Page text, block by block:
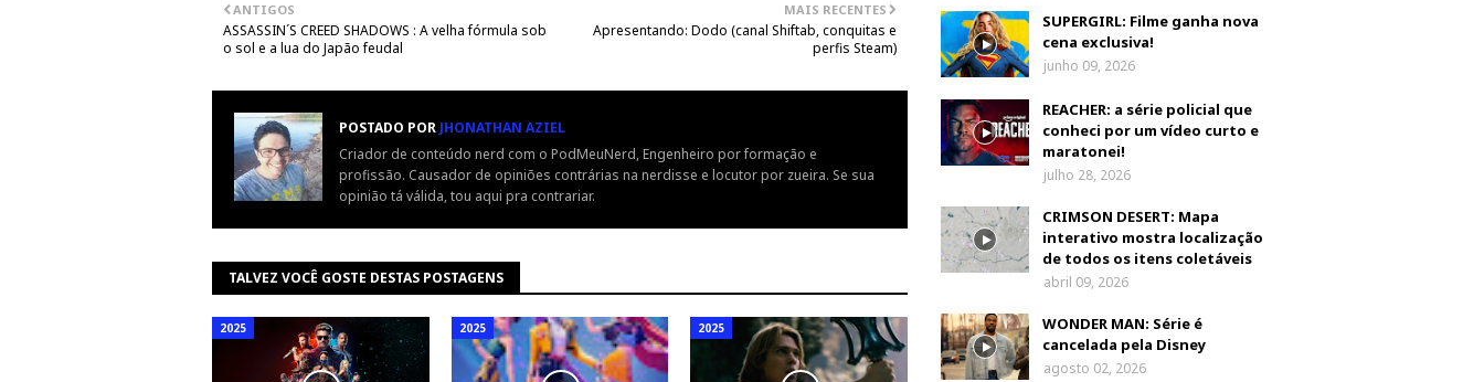
MAIS RECENTES
Apresentando: Dodo (canal Shiftab, conquitas e
perfis Steam)
ANTIGOS
ASSASSIN´S CREED SHADOWS : A velha fórmula sob
o sol e a lua do Japão feudal
POSTADO POR JHONATHAN AZIEL
Criador de conteúdo nerd com o PodMeuNerd, Engenheiro por formação e
profissão. Causador de opiniões contrárias na nerdisse e locutor por zueira. Se sua
opinião tá válida, tou aqui pra contrariar.
TALVEZ VOCÊ GOSTE DESTAS POSTAGENS
2025 2025 2025
SUPERGIRL: Filme ganha nova
cena exclusiva!
junho 09, 2026
REACHER: a série policial que
conheci por um vídeo curto e
maratonei!
julho 28, 2026
CRIMSON DESERT: Mapa
interativo mostra localização
de todos os itens coletáveis
abril 09, 2026
WONDER MAN: Série é
cancelada pela Disney
agosto 02, 2026